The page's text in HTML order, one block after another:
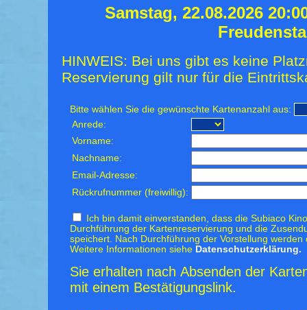
Samstag, 22.08.2026
HINWEIS: Bei uns gibt es keine
Reservierung gilt nur für die
Bitte wählen Sie die gewünschte Kartenanzahl aus:
Anrede:
Vorname:
Nachname:
Email-Adresse:
Rückrufnummer (freiwillig):
Ich bin damit einverstanden, dass die Subiaco
Durchführung der Kartenreservierung und die
speichert. Nach Durchführung der Vorstellung
Weitere Informationen siehe Datenschutzerklärung.
Sie erhalten nach Absenden der
mit einem Bestätigungslink.